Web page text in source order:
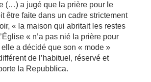
(…) a jugé que la prière pour le
être faite dans un cadre strictement
« la maison qui abritait les restes
« n’a pas nié la prière pour
elle a décidé que son « mode »
de l’habituel, réservé et
la Repubblica.